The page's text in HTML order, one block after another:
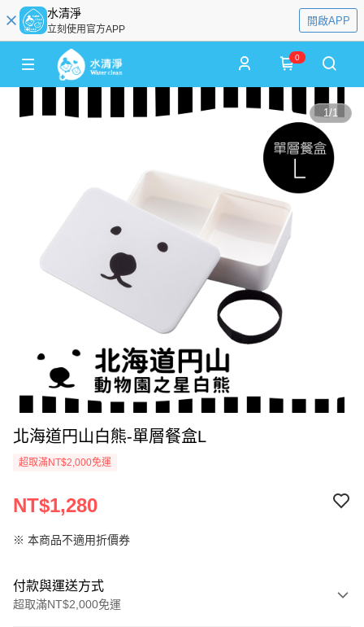
水清淨
立刻使用官方APP
開啟APP
0
1/1
北海道円山白熊-單層餐盒L
超取滿NT$2,000免運
NT$1,280
※ 本商品不適用折價券
付款與運送方式
超取滿NT$2,000免運